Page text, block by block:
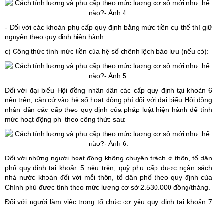
- Đối với các khoản phụ cấp quy định bằng mức tiền cụ thể thì giữ
nguyên theo quy định hiện hành.
c) Công thức tính mức tiền của hệ số chênh lệch bảo lưu (nếu có):
Đối với đại biểu Hội đồng nhân dân các cấp quy định tại khoản 6
nêu trên, căn cứ vào hệ số hoạt động phí đối với đại biểu Hội đồng
nhân dân các cấp theo quy định của pháp luật hiện hành để tính
mức hoạt động phí theo công thức sau:
Đối với những người hoạt động không chuyên trách ở thôn, tổ dân
phố quy định tại khoản 5 nêu trên, quỹ phụ cấp được ngân sách
nhà nước khoán đối với mỗi thôn, tổ dân phố theo quy định của
Chính phủ được tính theo mức lương cơ sở 2.530.000 đồng/tháng.
Đối với người làm việc trong tổ chức cơ yếu quy định tại khoản 7